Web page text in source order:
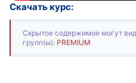
Скачать курс:
Скрытое содержимое могут
групп(ы): PREMIUM